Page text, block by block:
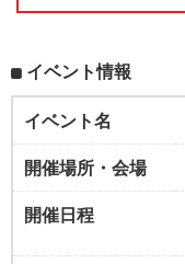
イベント情報
イベント名
開催場所・会場
開催日程